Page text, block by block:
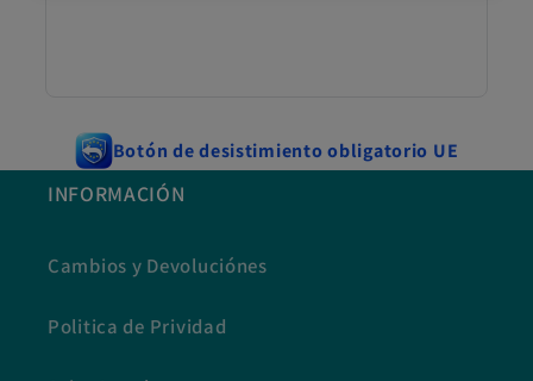
Botón de desistimiento obligatorio UE
INFORMACIÓN
Cambios y Devoluciónes
Politica de Prividad